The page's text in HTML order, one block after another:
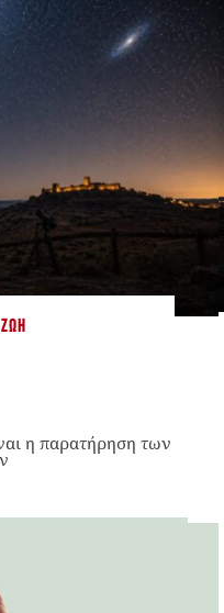
η παρατήρηση των